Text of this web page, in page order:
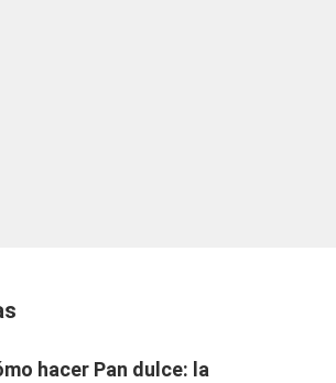
hacer Pan dulce: la